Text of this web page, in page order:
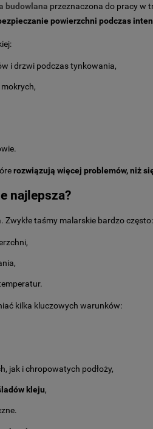
budowlana przeznaczona do pracy w
powierzchni podczas
i drzwi podczas tynkowania,
rozwiązują więcej problemów, niż
najlepsza?
taśmy malarskie bardzo często:
kilka kluczowych warunków:
jak i chropowatych podłoży,
kleju,